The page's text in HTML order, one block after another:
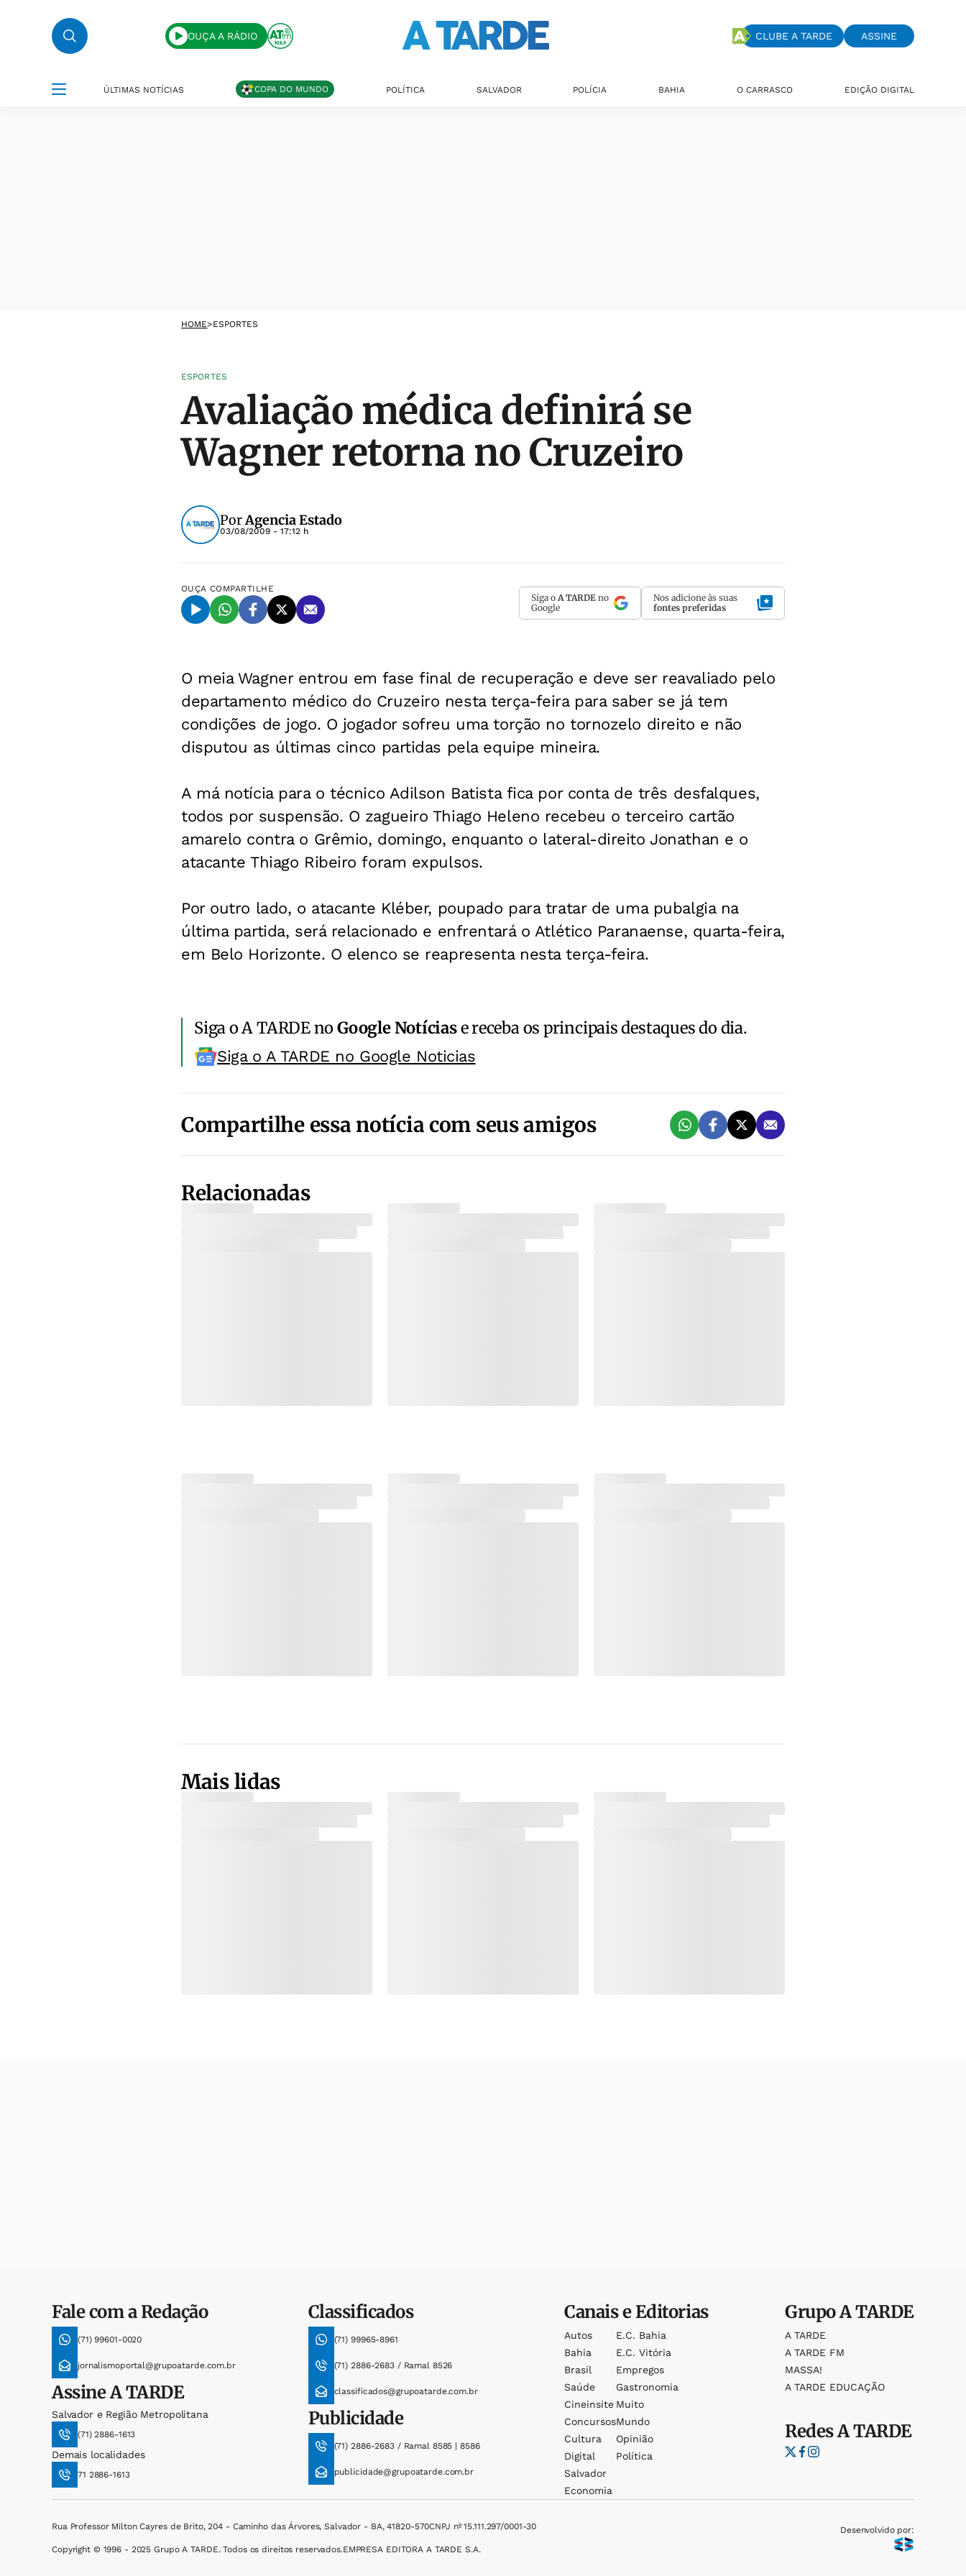
OUÇA A RÁDIO CLUBE A TARDE ASSINE
ÚLTIMAS NOTÍCIAS COPA DO MUNDO POLÍTICA SALVADOR POLÍCIA BAHIA O CARRASCO EDIÇÃO DIGITAL
HOME>ESPORTES
ESPORTES
Avaliação médica definirá se
Wagner retorna no Cruzeiro
PorAgencia Estado
03/08/2009 - 17:12 h
OUÇA COMPARTILHE
Siga o A TARDE no
Google
Nos adicione às suas
fontes preferidas
O meia Wagner entrou em fase final de recuperação e deve ser reavaliado pelo
departamento médico do Cruzeiro nesta terça-feira para saber se já tem
condições de jogo. O jogador sofreu uma torção no tornozelo direito e não
disputou as últimas cinco partidas pela equipe mineira.
A má notícia para o técnico Adilson Batista fica por conta de três desfalques,
todos por suspensão. O zagueiro Thiago Heleno recebeu o terceiro cartão
amarelo contra o Grêmio, domingo, enquanto o lateral-direito Jonathan e o
atacante Thiago Ribeiro foram expulsos.
Por outro lado, o atacante Kléber, poupado para tratar de uma pubalgia na
última partida, será relacionado e enfrentará o Atlético Paranaense, quarta-feira,
em Belo Horizonte. O elenco se reapresenta nesta terça-feira.
Siga o A TARDE noGoogle Notíciase receba os principais destaques do dia.
Siga o A TARDE no Google Noticias
Compartilhe essa notícia com seus amigos
Relacionadas
Mais lidas
Fale com a Redação
(71) 99601-0020
jornalismoportal@grupoatarde.com.br
AssineA TARDE
Salvador e Região Metropolitana
(71) 2886-1613
Demais localidades
71 2886-1613
Classificados
(71) 99965-8961
(71) 2886-2683 / Ramal 8526
classificados@grupoatarde.com.br
Publicidade
(71) 2886-2683 / Ramal 8585 | 8586
publicidade@grupoatarde.com.br
Canais e Editorias
Autos
Bahia
Brasil
Saúde
Cineinsite
Concursos
Cultura
Digital
Salvador
Economia
E.c. Bahia
E.c. Vitória
Empregos
Gastronomia
Muito
Mundo
Opinião
Política
GrupoA TARDE
A TARDE
A TARDE FM
MASSA!
A TARDE EDUCAÇÃO
RedesA TARDE
Rua Professor Milton Cayres de Brito, 204 - Caminho das Árvores, Salvador - BA, 41820-570CNPJ nº 15.111.297/0001-30
Copyright © 1996 - 2025 Grupo A TARDE. Todos os direitos reservados.EMPRESA EDITORA A TARDE S.A.
Desenvolvido por: